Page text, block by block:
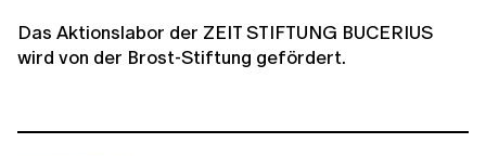
Das Aktionslabor der ZEIT STIFTUNG BUCERIUS
wird von der Brost-Stiftung gefördert.